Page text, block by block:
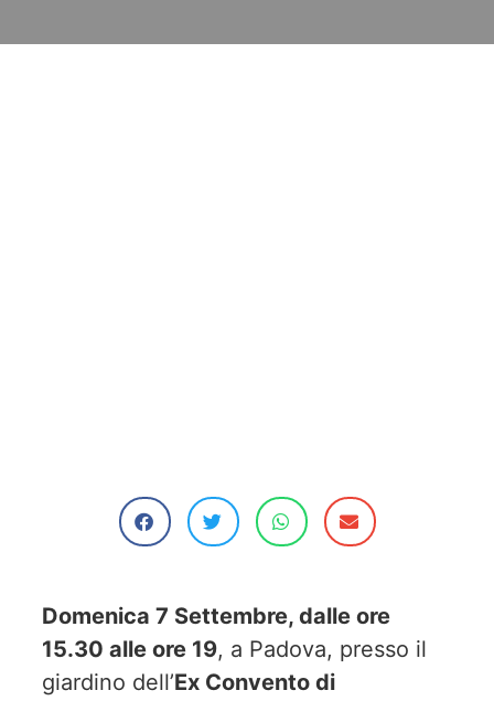
Domenica 7 Settembre, dalle ore
15.30 alle ore 19, a Padova, presso il
giardino dell’Ex Convento di